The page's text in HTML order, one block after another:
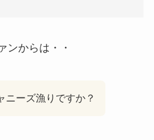
ンからは・・
ニーズ漁りですか？